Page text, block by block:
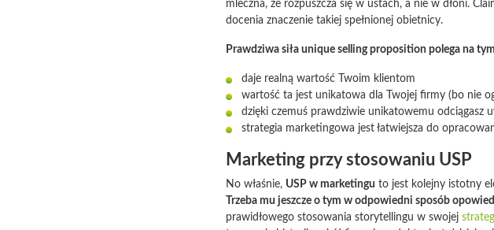
mleczna, że rozpuszcza się w ustach, a nie w dłoni.
docenia znaczenie takiej spełnionej obietnicy.
Prawdziwa siła unique selling proposition polega na
daje realną wartość Twoim klientom
wartość ta jest unikatowa dla Twojej firmy (bo nie
dzięki czemuś prawdziwie unikatowemu
strategia marketingowa jest łatwiejsza do
Marketing przy stosowaniu USP
No właśnie, USP w marketingu to jest kolejny istotny
Trzeba mu jeszcze o tym w odpowiedni sposób
prawidłowego stosowania storytellingu w swojej